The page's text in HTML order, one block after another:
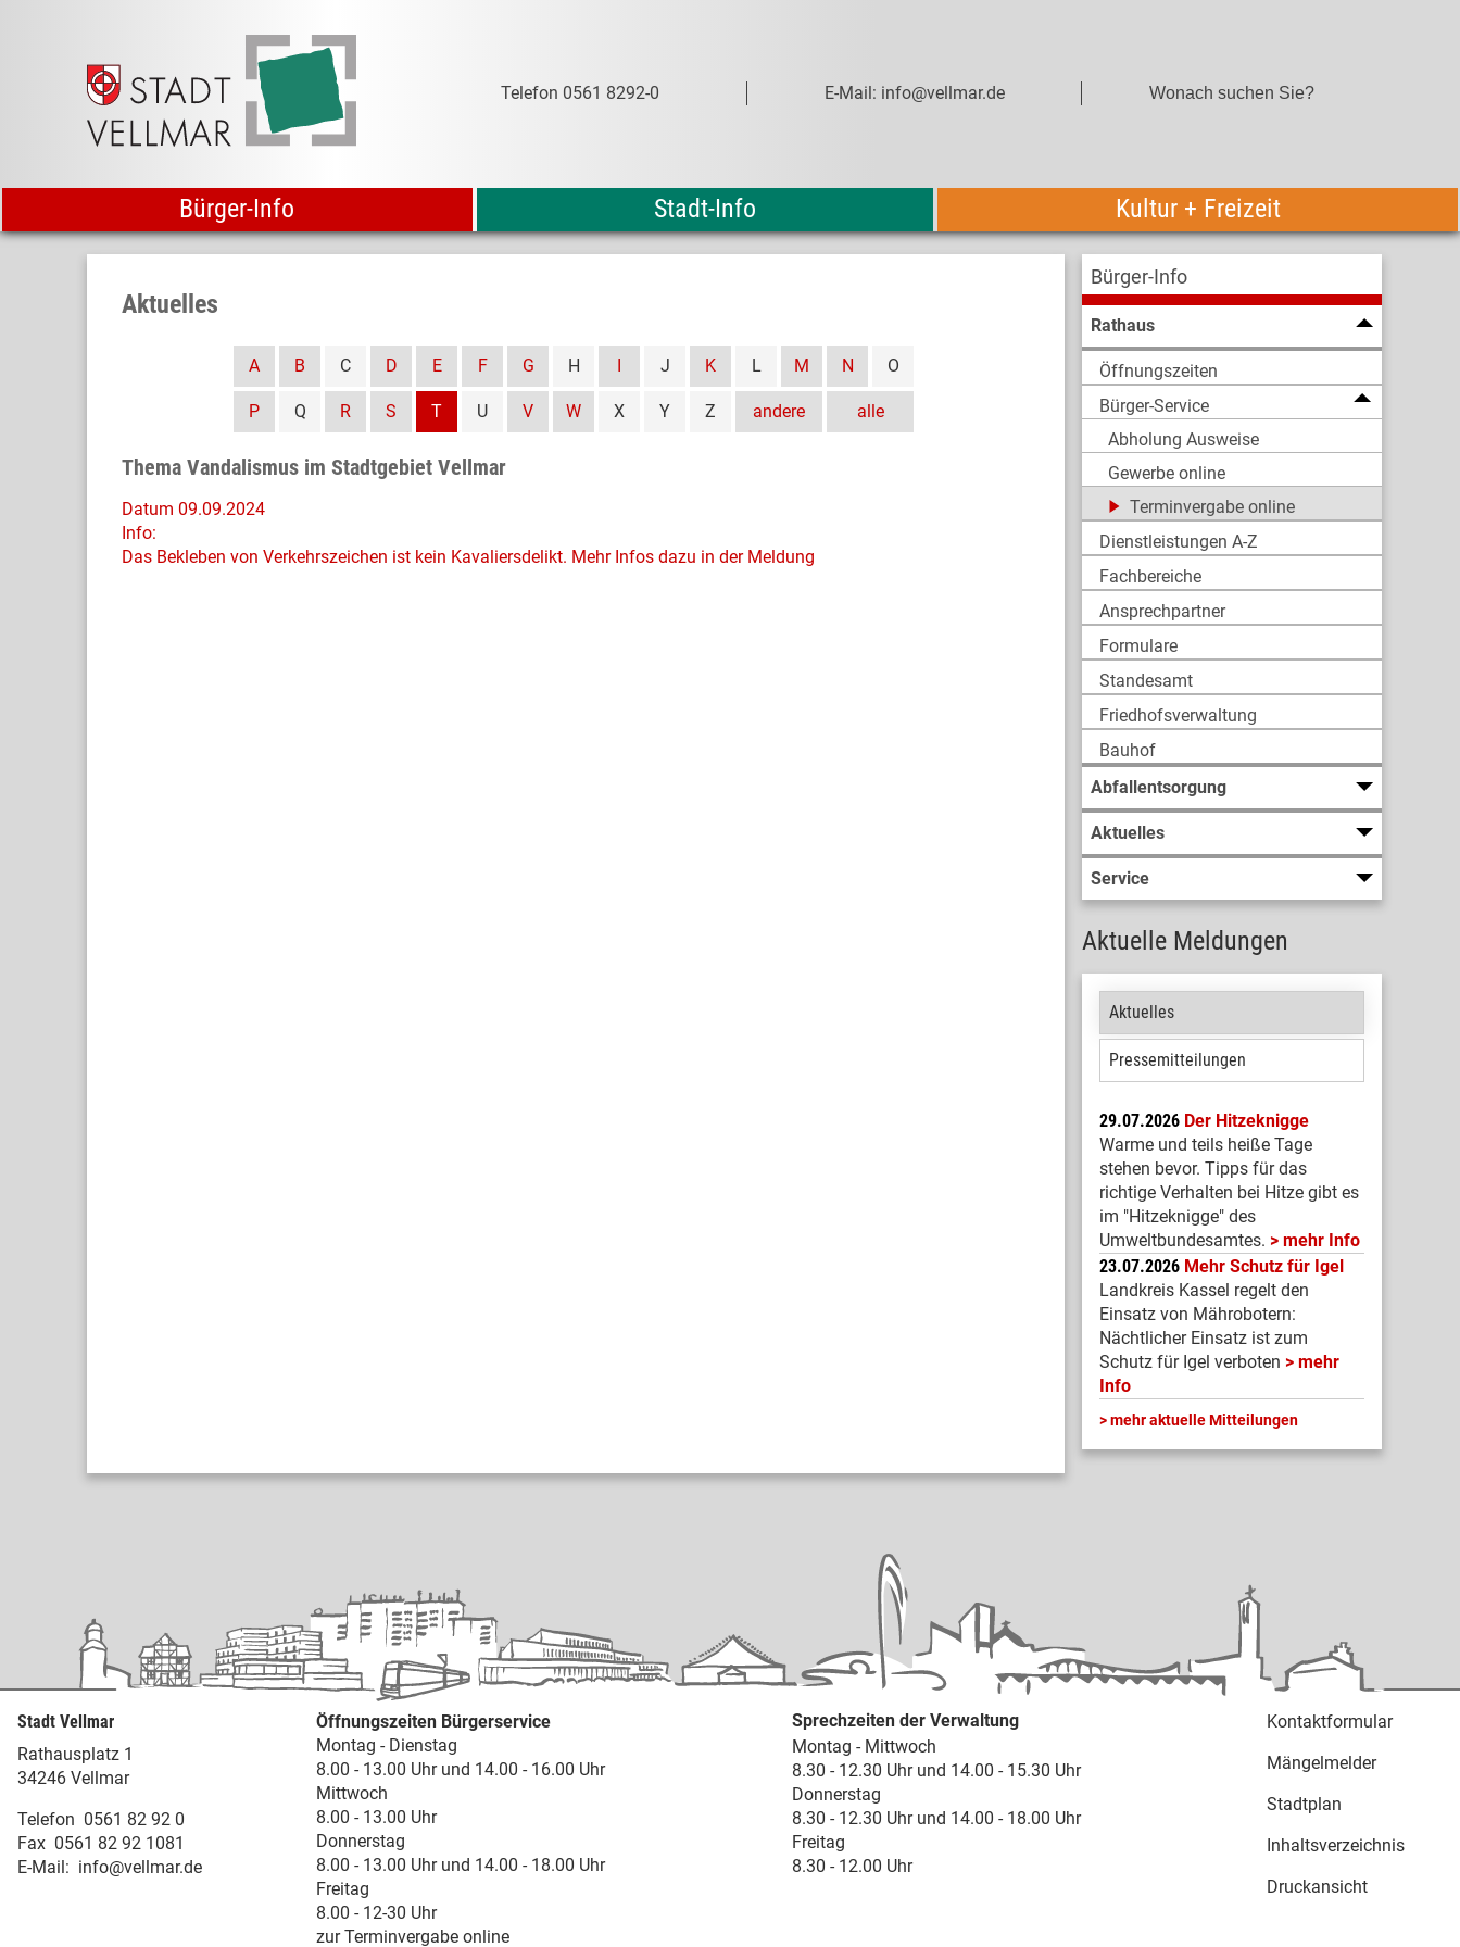
Telefon 0561 8292-0 E-Mail: info@vellmar.de
Bürger-Info Stadt-Info Kultur + Freizeit
Bürger-Info
Rathaus
Öffnungszeiten
Bürger-Service
Abholung Ausweise
Gewerbe online
Terminvergabe online
Dienstleistungen A-Z
Fachbereiche
Ansprechpartner
Formulare
Standesamt
Friedhofsverwaltung
Bauhof
Abfallentsorgung
Aktuelles
Service
Aktuelle Meldungen
Aktuelles
Pressemitteilungen
29.07.2026 Der Hitzeknigge
Warme und teils heiße Tage
stehen bevor. Tipps für das
richtige Verhalten bei Hitze gibt es
im "Hitzeknigge" des
Umweltbundesamtes.
mehr Info
23.07.2026 Mehr Schutz für Igel
Landkreis Kassel regelt den
Einsatz von Mährobotern:
Nächtlicher Einsatz ist zum
Schutz für Igel verboten
mehr
Info
mehr aktuelle Mitteilungen
Aktuelles
alle
A B C D E F G H J K L M N O
P Q R S T U V W X Y Z andere
Thema Vandalismus im Stadtgebiet Vellmar
Datum 09.09.2024
Info:
Das Bekleben von Verkehrszeichen ist kein Kavaliersdelikt. Mehr Infos dazu in der Meldung
Stadt Vellmar
Rathausplatz 1
34246 Vellmar
Telefon 0561 82 92 0
Fax 0561 82 92 1081
E-Mail: info@vellmar.de
Öffnungszeiten Bürgerservice
Montag - Dienstag
8.00 - 13.00 Uhr und 14.00 - 16.00 Uhr
Mittwoch
8.00 - 13.00 Uhr
Donnerstag
8.00 - 13.00 Uhr und 14.00 - 18.00 Uhr
Freitag
8.00 - 12-30 Uhr
zur Terminvergabe online
Sprechzeiten der Verwaltung
Montag - Mittwoch
8.30 - 12.30 Uhr und 14.00 - 15.30 Uhr
Donnerstag
8.30 - 12.30 Uhr und 14.00 - 18.00 Uhr
Freitag
8.30 - 12.00 Uhr
Kontaktformular
Mängelmelder
Stadtplan
Inhaltsverzeichnis
Druckansicht